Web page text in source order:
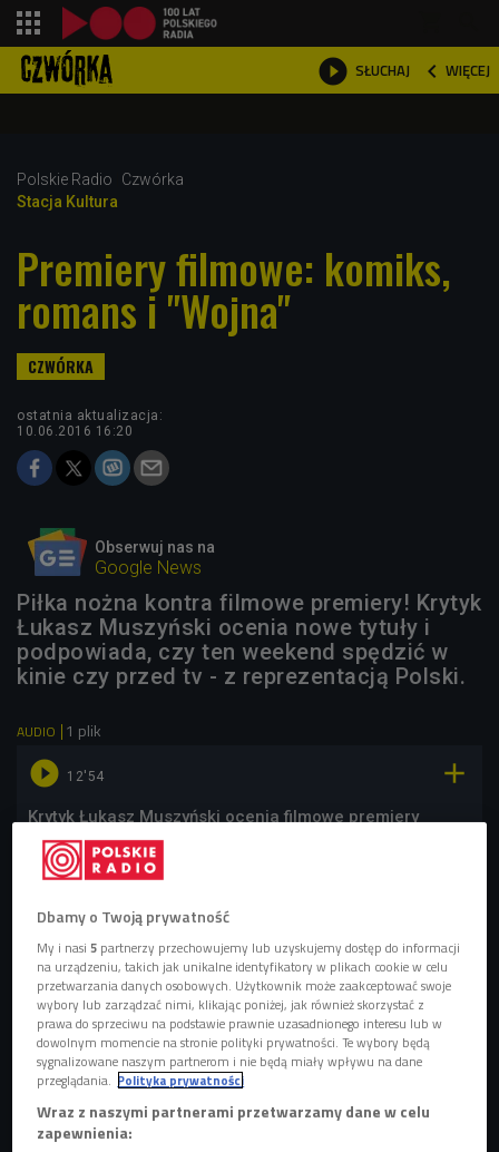
 SŁUCHAJ  WIĘCEJ

Polskie Radio
Czwórka
Stacja Kultura
Premiery filmowe: komiks,
romans i "Wojna"
ostatnia aktualizacja:
10.06.2016 16:20
Obserwuj nas na
Google News
Piłka nożna kontra filmowe premiery! Krytyk
Łukasz Muszyński ocenia nowe tytuły i
podpowiada, czy ten weekend spędzić w
kinie czy przed tv - z reprezentacją Polski.
AUDIO 1 plik
 12'54 
Krytyk Łukasz Muszyński ocenia filmowe premiery
(Stacja Kultura/Czwórka)
Dbamy o Twoją prywatność
My i nasi5 partnerzy przechowujemy lub uzyskujemy dostęp do informacji
na urządzeniu, takich jak unikalne identyfikatory w plikach cookie w celu
przetwarzania danych osobowych. Użytkownik może zaakceptować swoje
wybory lub zarządzać nimi, klikając poniżej, jak również skorzystać z
prawa do sprzeciwu na podstawie prawnie uzasadnionego interesu lub w
dowolnym momencie na stronie polityki prywatności. Te wybory będą
sygnalizowane naszym partnerom i nie będą miały wpływu na dane
przeglądania. Polityka prywatności
Wraz z naszymi partnerami przetwarzamy dane w celu
zapewnienia: